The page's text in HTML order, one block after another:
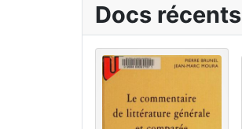
Docs récents